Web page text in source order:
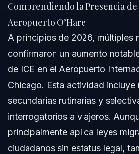
aeropuerto?
¿Cómo afecta la actividad de ICE en
Fuentes y Referencias
Comprendiendo la Presencia de
Aeropuerto O’Hare
A principios de 2026, múltiples
confirmaron un aumento
de ICE en el Aeropuerto
Chicago. Esta actividad incluye
secundarias rutinarias y
interrogatorios a viajeros.
principalmente aplica leyes
ciudadanos sin estatus legal,